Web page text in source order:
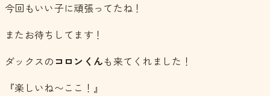
今回もいい子に頑張ってたね！
またお待ちしてます！
ダックスの コロンくんも来てくれました！
『楽しいね〜ここ！』